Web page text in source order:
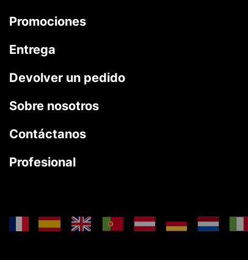
Promociones
Entrega
Devolver un pedido
Sobre nosotros
Contáctanos
Profesional